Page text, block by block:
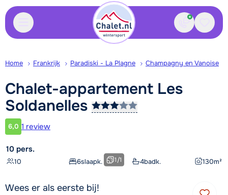
Contact
Home Frankrijk Paradiski - La Plagne Champagny en Vanoise
Chalet-appartement Les
Soldanelles
Klantwaardering
6,0 1 review
10 pers.
10 6slaapk. 4badk. 130m²
1/1
Wees er als eerste bij!